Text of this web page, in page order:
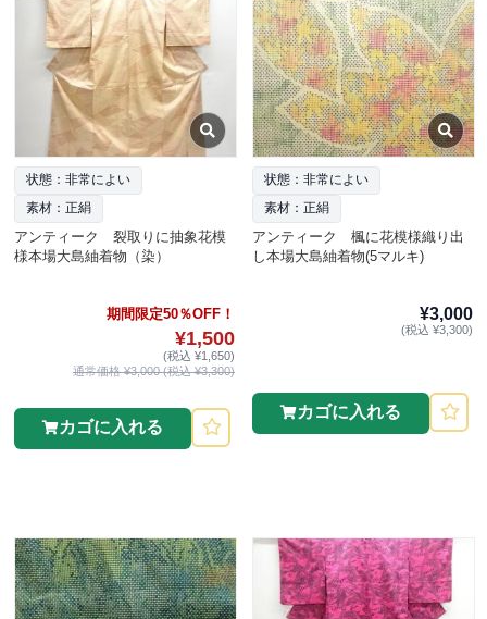
状態：非常によい
素材：正絹
アンティーク 裂取りに抽象花模
様本場大島紬着物（染）
期間限定50％OFF！
¥1,500
(税込 ¥1,650)
通常価格 ¥3,000 (税込 ¥3,300)
カゴに入れる
状態：非常によい
素材：正絹
アンティーク 楓に花模様織り出
し本場大島紬着物(5マルキ)
¥3,000
(税込 ¥3,300)
カゴに入れる